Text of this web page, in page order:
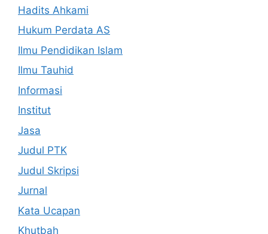
Hadits Ahkami
Hukum Perdata AS
Ilmu Pendidikan Islam
Ilmu Tauhid
Informasi
Institut
Jasa
Judul PTK
Judul Skripsi
Jurnal
Kata Ucapan
Khutbah